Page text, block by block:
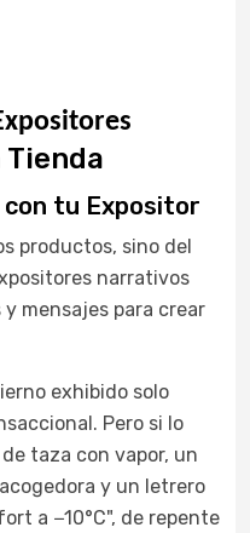
Tienda
tu Expositor
productos, sino del
narrativos
mensajes para crear
exhibido solo
Pero si lo
taza con vapor, un
y un letrero
a −10°C", de repente